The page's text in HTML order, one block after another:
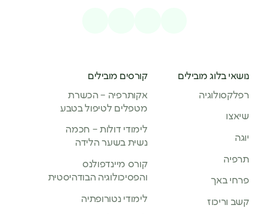
נושאי בלוג מובילים
רפלקסולוגיה
שיאצו
יוגה
תרפיה
פרחי באך
קשב וריכוז
קורסים מובילים
אקותרפיה – הכשרת
מטפלים לטיפול בטבע
לימודי דולות – חכמה
נשית בשער הלידה
קורס מיינדפולנס
והפסיכולוגיה הבודהיסטית
לימודי נטורופתיה